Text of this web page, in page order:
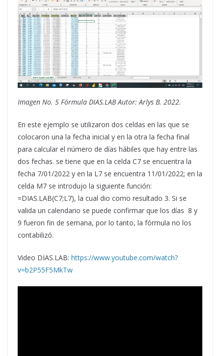
Imagen No. 5 Fórmula DIAS.LAB Autor: Arlys B. 2022.
En este ejemplo se utilizaron dos celdas en las que se
colocaron una la fecha inicial y en la otra la fecha final
para calcular el número de días hábiles que hay entre las
dos fechas. se tiene que en la celda C7 se encuentra la
fecha 7/01/2022 y en la L7 se encuentra 11/01/2022; en la
celda M7 se introdujo la siguiente función:
=DIAS.LAB(C7;L7), la cual dio como resultado 3. Si se
valida un calendario se puede confirmar que los días 8 y
9 fueron fin de semana, por lo tanto, la fórmula no los
contabilizó.
Video DIAS.LAB: https://www.youtube.com/watch?
v=b2P55F5MkTw